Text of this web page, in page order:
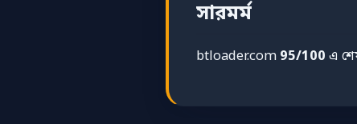
সারমর্ম
btloader.com 95/100 এ